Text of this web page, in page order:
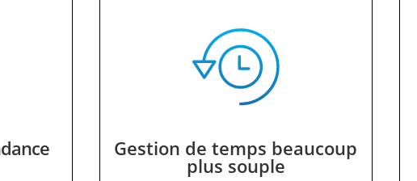
Gestion de temps beaucoup
plus souple